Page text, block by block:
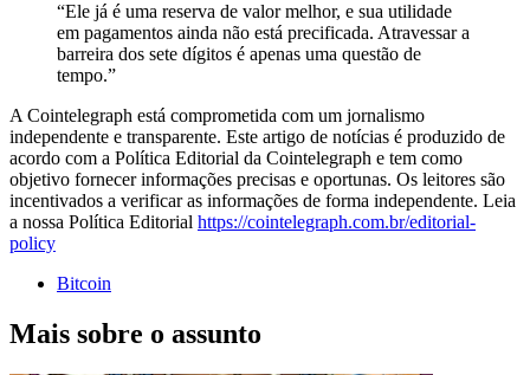
“Ele já é uma reserva de valor melhor, e sua utilidade
em pagamentos ainda não está precificada. Atravessar a
barreira dos sete dígitos é apenas uma questão de
tempo.”
A Cointelegraph está comprometida com um jornalismo
independente e transparente. Este artigo de notícias é produzido de
acordo com a Política Editorial da Cointelegraph e tem como
objetivo fornecer informações precisas e oportunas. Os leitores são
incentivados a verificar as informações de forma independente. Leia
a nossa Política Editorial https://cointelegraph.com.br/editorial-
policy
Bitcoin
Mais sobre o assunto